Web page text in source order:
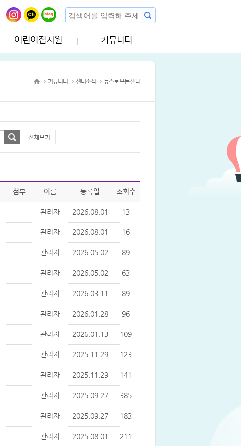
어린이집지원 커뮤니티
커뮤니티 센터소식 뉴스로 보는 센터
전체보기
첨부 이름 등록일 조회수
관리자 2026.08.01 13
관리자 2026.08.01 16
관리자 2026.05.02 89
관리자 2026.05.02 63
관리자 2026.03.11 89
관리자 2026.01.28 96
관리자 2026.01.13 109
관리자 2025.11.29 123
관리자 2025.11.29 141
관리자 2025.09.27 385
관리자 2025.09.27 183
관리자 2025.08.01 211